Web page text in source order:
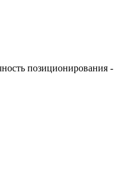
позиционирования -